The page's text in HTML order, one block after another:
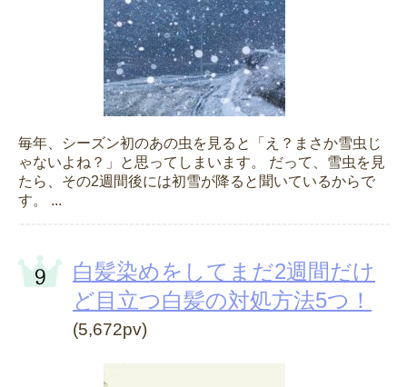
毎年、シーズン初のあの虫を見ると「え？まさか雪虫じ
ゃないよね？」と思ってしまいます。 だって、雪虫を見
たら、その2週間後には初雪が降ると聞いているからで
す。 ...
白髪染めをしてまだ2週間だけ
ど目立つ白髪の対処方法5つ！
(5,672pv)